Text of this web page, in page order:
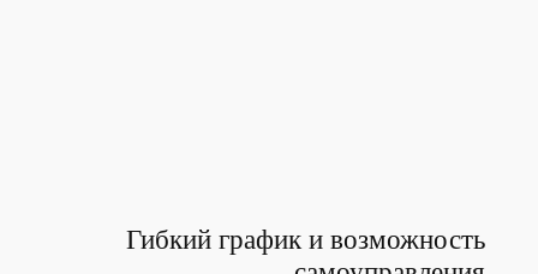
Гибкий график и